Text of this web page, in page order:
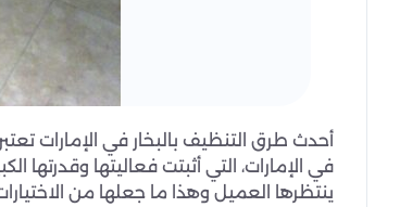
أحدث طرق التنظيف بالبخار في الإمارات
في الإمارات، التي أثبتت فعاليتها
ينتظرها العميل وهذا ما جعلها من